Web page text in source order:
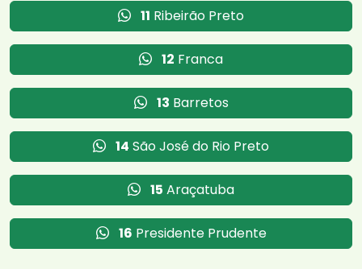
11 Ribeirão Preto
12 Franca
13 Barretos
14 São José do Rio Preto
15 Araçatuba
16 Presidente Prudente